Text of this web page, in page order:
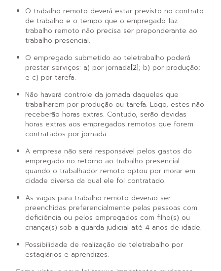
O trabalho remoto deverá estar previsto no contrato
de trabalho e o tempo que o empregado faz
trabalho remoto não precisa ser preponderante ao
trabalho presencial.
O empregado submetido ao teletrabalho poderá
prestar serviços: a) por jornada[2]; b) por produção;
e c) por tarefa.
Não haverá controle da jornada daqueles que
trabalharem por produção ou tarefa. Logo, estes não
receberão horas extras. Contudo, serão devidas
horas extras aos empregados remotos que forem
contratados por jornada.
A empresa não será responsável pelos gastos do
empregado no retorno ao trabalho presencial
quando o trabalhador remoto optou por morar em
cidade diversa da qual ele foi contratado.
As vagas para trabalho remoto deverão ser
preenchidas preferencialmente pelas pessoas com
deficiência ou pelos empregados com filho(s) ou
criança(s) sob a guarda judicial até 4 anos de idade.
Possibilidade de realização de teletrabalho por
estagiários e aprendizes.